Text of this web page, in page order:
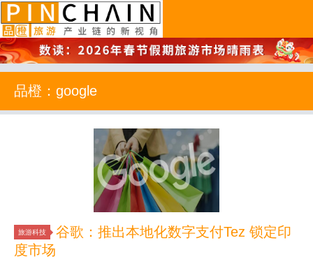
品橙旅游
品橙：google
旅游科技
谷歌：推出本地化数字支付Tez 锁定印
度市场